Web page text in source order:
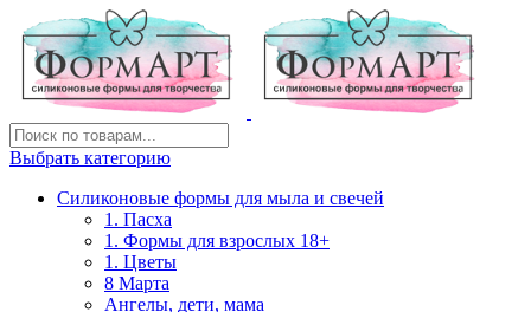
Выбрать категорию
Силиконовые формы для мыла и свечей
1. Пасха
1. Формы для взрослых 18+
1. Цветы
8 Марта
Ангелы, дети, мама